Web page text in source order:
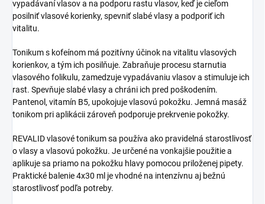
vypadávaní vlasov a na podporu rastu vlasov, keď je cieľom
posilniť vlasové korienky, spevniť slabé vlasy a podporiť ich
vitalitu.
Tonikum s kofeínom má pozitívny účinok na vitalitu vlasových
korienkov, a tým ich posilňuje. Zabraňuje procesu starnutia
vlasového folikulu, zamedzuje vypadávaniu vlasov a stimuluje ich
rast. Spevňuje slabé vlasy a chráni ich pred poškodením.
Pantenol, vitamín B5, upokojuje vlasovú pokožku. Jemná masáž
tonikom pri aplikácii zároveň podporuje prekrvenie pokožky.
REVALID vlasové tonikum sa používa ako pravidelná starostlivosť
o vlasy a vlasovú pokožku. Je určené na vonkajšie použitie a
aplikuje sa priamo na pokožku hlavy pomocou priloženej pipety.
Praktické balenie 4x30 ml je vhodné na intenzívnu aj bežnú
starostlivosť podľa potreby.